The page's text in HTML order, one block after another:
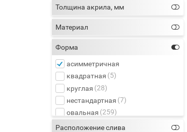
(37)
Jacob Delafon
Kolpa San
Orans(4)
Radomir(46)
Ravak(42)
Riho(24)
Roca(10)
Толщина акрила, мм
Материал
Форма
асимметричная
квадратная (5)
круглая (28)
нестандартная (7)
овальная (259)
прямоугольная
Расположение слива